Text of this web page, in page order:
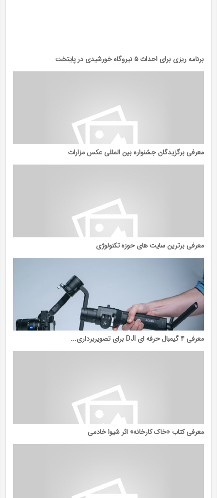
برنامه ریزی برای احداث ۵ نیروگاه خورشیدی در پایتخت
معرفی برگزیدگان جشنواره بین المللی عکس مزارات
معرفی برترین سایت های حوزه تکنولوژی
معرفی ۴ گیمبال حرفه ای DJI برای تصویربرداری...
معرفی کتاب «خاک کارخانه» اثر شیوا خادمی